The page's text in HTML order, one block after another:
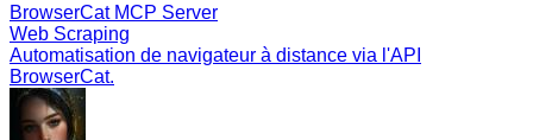
BrowserCat MCP Server
Web Scraping
Automatisation de navigateur à distance via l'API
BrowserCat.